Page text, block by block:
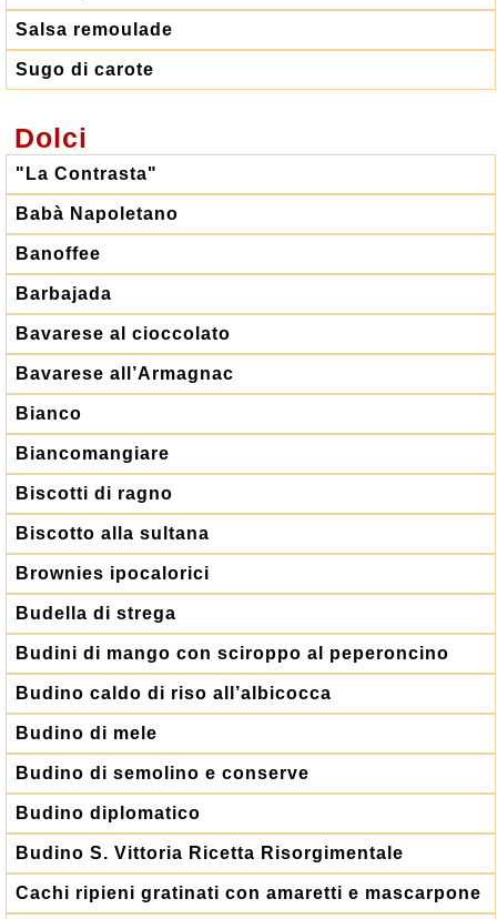
Salsa remoulade
Sugo di carote
Dolci
"La Contrasta"
Babà Napoletano
Banoffee
Barbajada
Bavarese al cioccolato
Bavarese all’Armagnac
Bianco
Biancomangiare
Biscotti di ragno
Biscotto alla sultana
Brownies ipocalorici
Budella di strega
Budini di mango con sciroppo al peperoncino
Budino caldo di riso all’albicocca
Budino di mele
Budino di semolino e conserve
Budino diplomatico
Budino S. Vittoria Ricetta Risorgimentale
Cachi ripieni gratinati con amaretti e mascarpone